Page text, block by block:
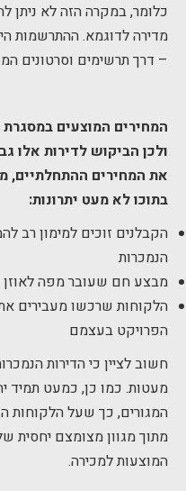
כלומר, במקרה הזה לא ניתן
מדירה לדוגמא. ההתרשמות
– דרך תרשימים וסרטונים
המחירים המוצעים
ולכן הביקוש לדירות אלו
את המחירים ההתחלתיים,
בתוכו לא מעט יתרונות:
הקבלנים זוכים למימון רב
הנמכרות
מבצע חם שעובר מפה לאוזן
הלקוחות שרכשו מעבירים
הפרויקט בעצמם
חשוב לציין כי הדירות
מעטות. כמו כן, כמעט תמיד
המגורים, כך שעל הלקוחות
מתוך מגוון מצומצם יחסית
המוצעות למכירה.